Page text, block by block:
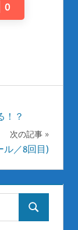
0
！？
次の記事
ル／8回目)
検